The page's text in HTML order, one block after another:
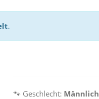
.
🐾 Geschlecht: Männlich